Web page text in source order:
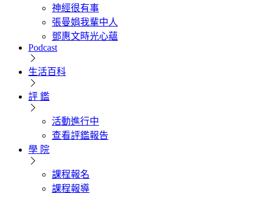
神經很有事
張曼娟我輩中人
鄧惠文時光心蘊
Podcast
生活百科
評 鑑
活動進行中
查看評鑑報告
學 院
課程報名
課程報導